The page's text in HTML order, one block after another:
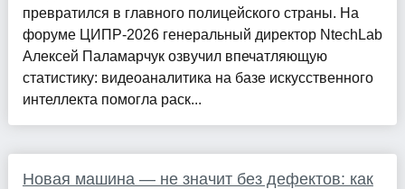
превратился в главного полицейского страны. На
форуме ЦИПР-2026 генеральный директор NtechLab
Алексей Паламарчук озвучил впечатляющую
статистику: видеоаналитика на базе искусственного
интеллекта помогла раск...
Новая машина — не значит без дефектов: как